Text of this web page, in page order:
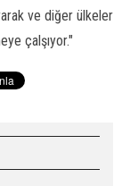
ve diğer ülkeler
çalşıyor."